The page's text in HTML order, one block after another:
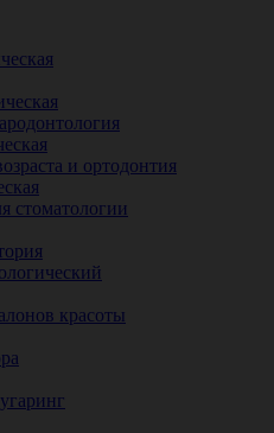
и ортодонтия
стоматологии
красоты